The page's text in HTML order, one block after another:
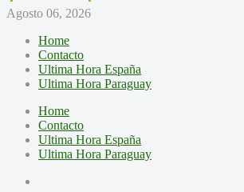
Agosto 06, 2026
Home
Contacto
Ultima Hora España
Ultima Hora Paraguay
Home
Contacto
Ultima Hora España
Ultima Hora Paraguay